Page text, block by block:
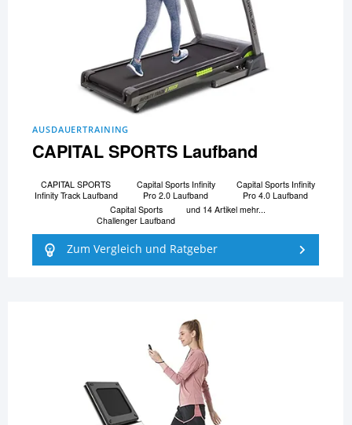
AUSDAUERTRAINING
CAPITAL SPORTS Laufband
CAPITAL SPORTS
Infinity Track Laufband
Capital Sports Infinity
Pro 2.0 Laufband
Capital Sports Infinity
Pro 4.0 Laufband
Capital Sports
Challenger Laufband
und 14 Artikel mehr...
Zum Vergleich und Ratgeber